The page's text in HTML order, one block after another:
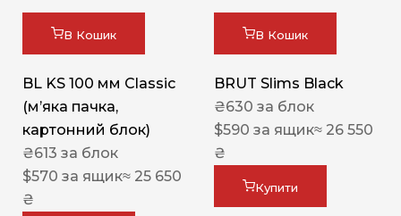
В Кошик
BL KS 100 мм Classic
(м’яка пачка,
картонний блок)
₴613 за блок
$570 за ящик≈ 25 650
₴
В Кошик
BRUT Slims Black
₴630 за блок
$590 за ящик≈ 26 550
₴
Купити